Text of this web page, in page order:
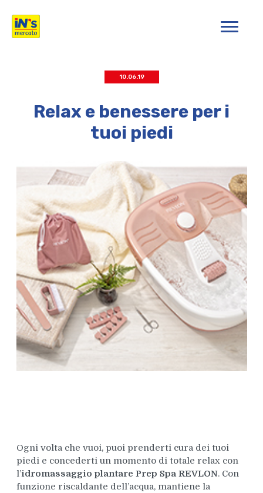
iN's Mercato
10.06.19
Relax e benessere per i
tuoi piedi
Ogni volta che vuoi, puoi prenderti cura dei tuoi
piedi e concederti un momento di totale relax con
l’idromassaggio plantare Prep Spa REVLON. Con
funzione riscaldante dell’acqua, mantiene la